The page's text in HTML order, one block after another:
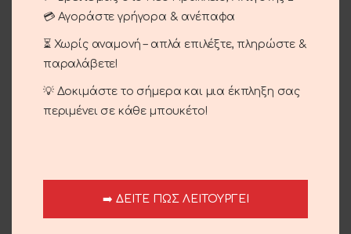
Κατηγορίες: Προσφορές Περιστάσεις Γέννηση
Γενέθλια - Γιορτή , Επίσκεψη, Περαστικά
Share:
Περιγραφή
Σύνθεση με διαφορά λουλούδια.
Σχετικά προϊόντα
💳 Αγοράστε γρήγορα & ανέπαφα
⏳ Χωρίς αναμονή – απλά επιλέξτε, πληρώστε &
παραλάβετε!
💡 Δοκιμάστε το σήμερα και μια έκπληξη σας
περιμένει σε κάθε μπουκέτο!
➡️ ΔΕΙΤΕ ΠΩΣ ΛΕΙΤΟΥΡΓΕΙ